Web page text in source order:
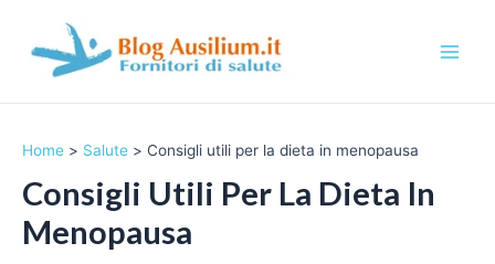
contenuto
Home Salute Consigli utili per la dieta in menopausa
Consigli Utili Per La Dieta In
Menopausa